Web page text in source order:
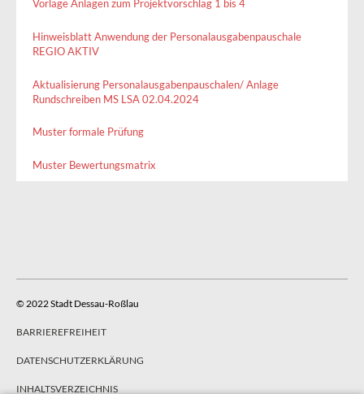
Vorlage Anlagen zum Projektvorschlag 1 bis 4
Hinweisblatt Anwendung der Personalausgabenpauschale
REGIO AKTIV
Aktualisierung Personalausgabenpauschalen/ Anlage
Rundschreiben MS LSA 02.04.2024
Muster formale Prüfung
Muster Bewertungsmatrix
© 2022 Stadt Dessau-Roßlau
BARRIEREFREIHEIT
DATENSCHUTZERKLÄRUNG
INHALTSVERZEICHNIS